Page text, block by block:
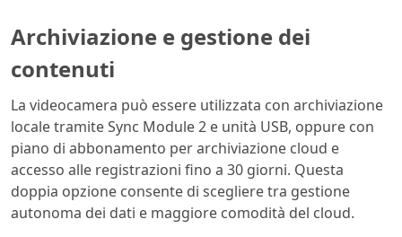
Archiviazione e gestione dei
contenuti
La videocamera può essere utilizzata con archiviazione
locale tramite Sync Module 2 e unità USB, oppure con
piano di abbonamento per archiviazione cloud e
accesso alle registrazioni fino a 30 giorni. Questa
doppia opzione consente di scegliere tra gestione
autonoma dei dati e maggiore comodità del cloud.